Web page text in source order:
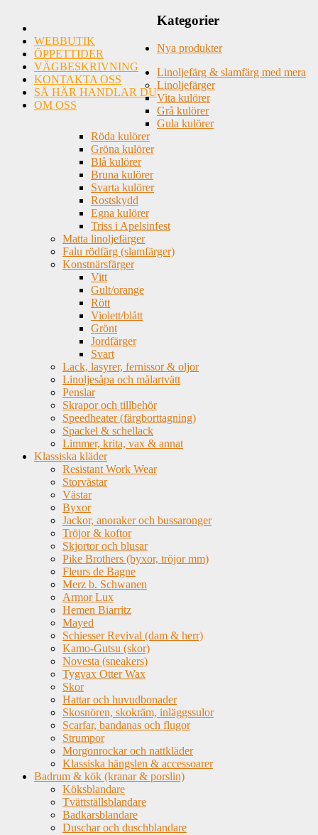
WEBBUTIK
ÖPPETTIDER
VÄGBESKRIVNING
KONTAKTA OSS
SÅ HÄR HANDLAR DU
OM OSS
Kategorier
Nya produkter
Linoljefärg & slamfärg med mera
Linoljefärger
Vita kulörer
Grå kulörer
Gula kulörer
Röda kulörer
Gröna kulörer
Blå kulörer
Bruna kulörer
Svarta kulörer
Rostskydd
Egna kulörer
Triss i Apelsinfest
Matta linoljefärger
Falu rödfärg (slamfärger)
Konstnärsfärger
Vitt
Gult/orange
Rött
Violett/blått
Grönt
Jordfärger
Svart
Lack, lasyrer, fernissor & oljor
Linoljesåpa och målartvätt
Penslar
Skrapor och tillbehör
Speedheater (färgborttagning)
Spackel & schellack
Limmer, krita, vax & annat
Klassiska kläder
Resistant Work Wear
Storvästar
Västar
Byxor
Jackor, anoraker och bussaronger
Tröjor & koftor
Skjortor och blusar
Pike Brothers (byxor, tröjor mm)
Fleurs de Bagne
Merz b. Schwanen
Armor Lux
Hemen Biarritz
Mayed
Schiesser Revival (dam & herr)
Kamo-Gutsu (skor)
Novesta (sneakers)
Tygvax Otter Wax
Skor
Hattar och huvudbonader
Skosnören, skokräm, inläggssulor
Scarfar, bandanas och flugor
Strumpor
Morgonrockar och nattkläder
Klassiska hängslen & accessoarer
Badrum & kök (kranar & porslin)
Köksblandare
Tvättställsblandare
Badkarsblandare
Duschar och duschblandare